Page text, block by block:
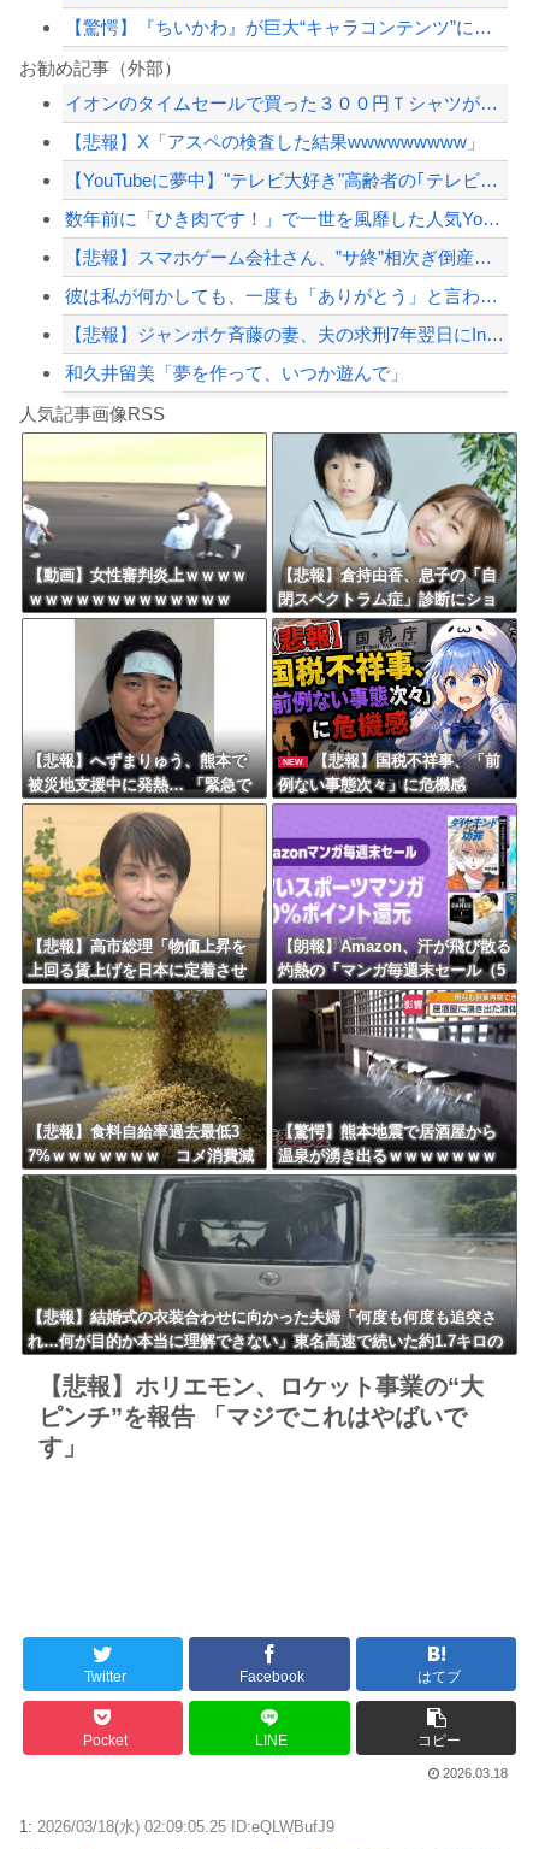
【驚愕】『ちいかわ』が巨大“キャラコンテンツ”になった理由
【完結編】友人から俺の嫁と子が不審な男と歩いてると聞いた俺。単身赴任先から興信所...
【地震】東京練馬区で震度2、千葉や神奈川でも揺れ…お前ら気付いた？
ジャンポケ斎藤と代理人のやりとり、「地獄すぎて完全にコントになってる……」と衝撃...
【配信者】「金バエ」のSNS更新が1週間途絶え、様々な憶測が飛び交う。1週間ぶり...
【緊急速報】NYで警官が黒人男性の首を絞め、暴動第二波不可避へ
Powered by livedoor 相互RSS
お勧め記事（外部）
イオンのタイムセールで買った３００円Ｔシャツがもうすぐ６才を迎えようとしています...
【悲報】X「アスペの検査した結果wwwwwwwww」
【YouTubeに夢中】"テレビ大好き"高齢者の｢テレビ離れ｣が始まった
数年前に「ひき肉です！」で一世を風靡した人気YouTuber『ちょんまげ小僧』さ...
【悲報】スマホゲーム会社さん、”サ終”相次ぎ倒産しまくってる模様
彼は私が何かしても、一度も「ありがとう」と言わない
【悲報】ジャンポケ斉藤の妻、夫の求刑7年翌日にInstagram更新「楽しすぎた...
和久井留美「夢を作って、いつか遊んで」
【動画】タイのティパンコーン王子が日本人女性とデートか？
8/4のニュース
日本旅行キャンセルすべきか…1万年ぶり史上最大級の火山の兆し＝韓国の反応
更新中止のお知らせ
海外「おめでとうタキ！」リヴァプール南野がバースデーゴール！！
Powered by livedoor 相互RSS
人気記事画像RSS
【動画】女性審判炎上ｗｗｗｗ
ｗｗｗｗｗｗｗｗｗｗｗｗｗ
【悲報】倉持由香、息子の「自
閉スペクトラム症」診断にショ
ックで涙… 見逃していた乳幼児
期のサインとは？
【悲報】へずまりゅう、熊本で
被災地支援中に発熱… 「緊急で
病院に向かい点滴を打ったら楽
に」 回復を報告
NEW
【悲報】国税不祥事、「前
例ない事態次々」に危機感
「パパ活」、情報漏えいも
【悲報】高市総理「物価上昇を
上回る賃上げを日本に定着させ
る」 →国家公務員月給3.51％増
へ 地方公務員も追随する見通し
【朗報】Amazon、汗が飛び散る
灼熱の「マンガ毎週末セール（5
0%還元）」を開催ｗｗｗｗｗｗ
ｗｗｗｗ
【悲報】食料自給率過去最低3
7%ｗｗｗｗｗｗｗ コメ消費減
響く・・・
【驚愕】熊本地震で居酒屋から
温泉が湧き出るｗｗｗｗｗｗｗ
ｗｗｗｗｗ
【悲報】結婚式の衣装合わせに向かった夫婦「何度も何度も追突さ
れ…何が目的か本当に理解できない」東名高速で続いた約1.7キロの
【悲報】ホリエモン、ロケット事業の“大
ピンチ”を報告 「マジでこれはやばいで
す」
Twitter Facebook はてブ
Pocket LINE コピー
2026.03.18
1: 2026/03/18(水) 02:09:05.25 ID:eQLWBufJ9